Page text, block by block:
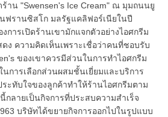
ร้าน "Swensen's Ice Cream" ณ มุมถนนยู
ฟรานซิสโก มลรัฐแคลิฟอร์เนียในปี
การเปิดร้านเขามักแจกตัวอย่างไอศกรีม
ง ความคิดเห็นเพราะเชื่อว่าคนที่ชอบรับ
ของเขาควรมีส่วนในการทำไอศกรีม
การเลือกส่วนผสมชั้นเยี่ยมและบริการ
ระทับใจของลูกค้าทำให้ร้านไอศกรีมตาม
กลายเป็นกิจการที่ประสบความสำเร็จ
บริษัทได้ขยายกิจการออกไปในรูปแบบ